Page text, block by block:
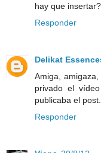
hay que insertar?
Responder
Delikat
Amiga,
privado el
publicaba el
Responder